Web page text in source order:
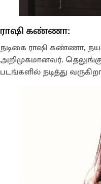
ராஷி கண்ணா:
நடிகை ராஷி கண்ணா,
அறிமுகமானவர்.
படங்களில் நடித்து